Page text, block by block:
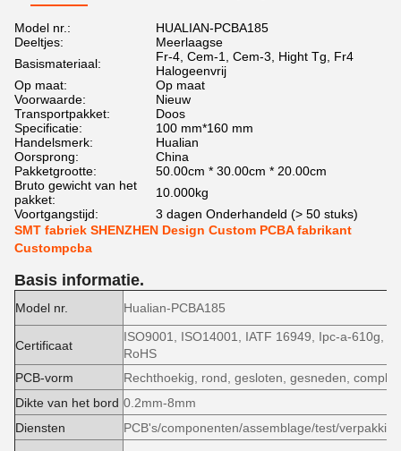
Model nr.:
HUALIAN-PCBA185
Deeltjes:
Meerlaagse
Basismateriaal:
Fr-4, Cem-1, Cem-3, Hight Tg, Fr4
Halogeenvrij
Op maat:
Op maat
Voorwaarde:
Nieuw
Transportpakket:
Doos
Specificatie:
100 mm*160 mm
Handelsmerk:
Hualian
Oorsprong:
China
Pakketgrootte:
50.00cm * 30.00cm * 20.00cm
Bruto gewicht van het
pakket:
10.000kg
Voortgangstijd:
3 dagen Onderhandeld (> 50 stuks)
SMT fabriek SHENZHEN Design Custom PCBA fabrikant
Custompcba
Basis informatie.
Model nr. Hualian-PCBA185
Certificaat
ISO9001, ISO14001, IATF 16949, Ipc-a-610g,
RoHS
PCB-vorm
Rechthoekig, rond, gesloten, gesneden, complex
Dikte van het bord 0.2mm-8mm
Diensten
PCB's/componenten/assemblage/test/verpakking